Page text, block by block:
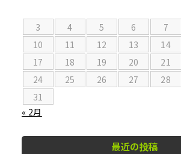
3
4 5 6 7
10
11 12 13 14
17
18 19 20 21
24
25 26 27 28
31
« 2月
最近の投稿